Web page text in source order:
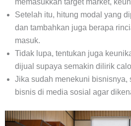
memasukkan target market,
Setelah itu, hitung modal yang
dan tambahkan juga berapa
masuk.
Tidak lupa, tentukan juga
dijual supaya semakin dilirik
Jika sudah menekuni bisnisnya,
bisnis di media sosial agar